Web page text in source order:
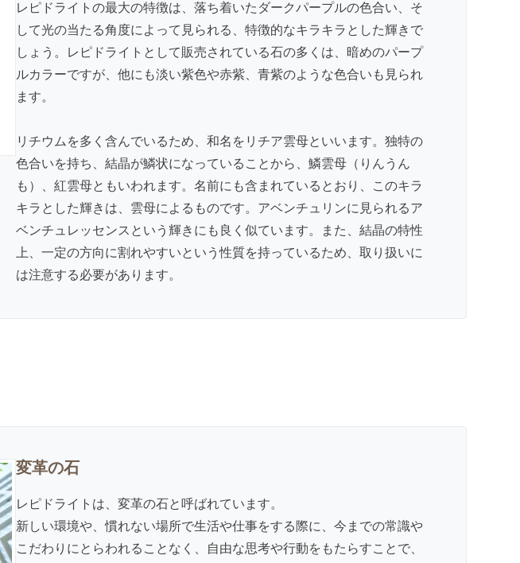
レピドライトの最大の特徴は、落ち着いたダークパープルの色合い、そ
して光の当たる角度によって見られる、特徴的なキラキラとした輝きで
しょう。レピドライトとして販売されている石の多くは、暗めのパープ
ルカラーですが、他にも淡い紫色や赤紫、青紫のような色合いも見られ
ます。
リチウムを多く含んでいるため、和名をリチア雲母といいます。独特の
色合いを持ち、結晶が鱗状になっていることから、鱗雲母（りんうん
も）、紅雲母ともいわれます。名前にも含まれているとおり、このキラ
キラとした輝きは、雲母によるものです。 アベンチュリンに見られるア
ベンチュレッセンスという輝きにも良く似ています。また、結晶の特性
上、一定の方向に割れやすいという性質を持っているため、取り扱いに
は注意する必要があります。
変革の石
レピドライトは、変革の石と呼ばれています。
新しい環境や、慣れない場所で生活や仕事をする際に、今までの常識や
こだわりにとらわれることなく、自由な思考や行動をもたらすことで、